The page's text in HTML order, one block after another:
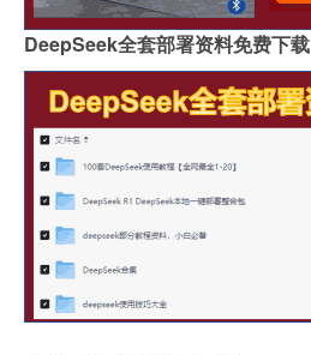
DeepSeek全套部署资料免费下载